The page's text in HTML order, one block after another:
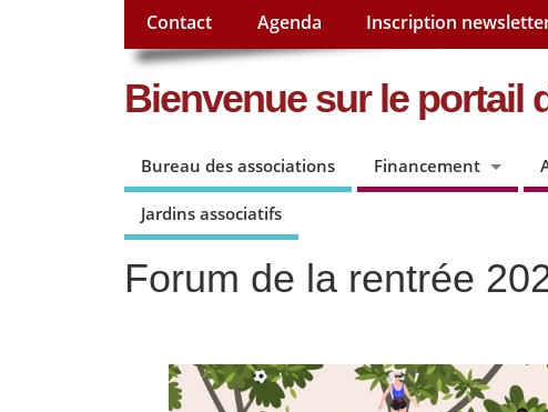
Contact Agenda Inscription
Bienvenue sur le portail
Bureau des associations Financement
Jardins associatifs
Forum de la rentrée